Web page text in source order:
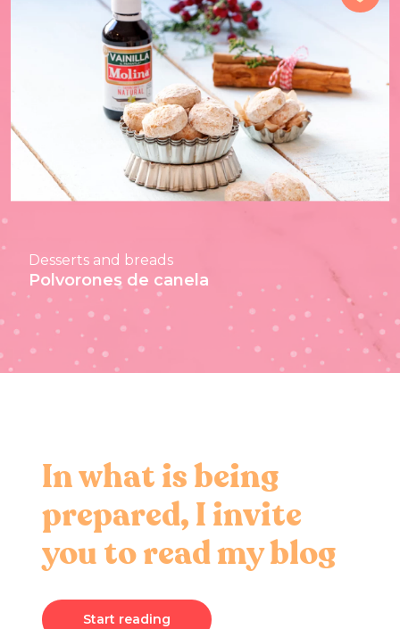
Desserts and breads
Polvorones de canela
In what is being
prepared, I invite
you to read my blog
Start reading